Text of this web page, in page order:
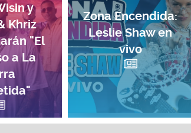
y
Khriz
"El
a La
Zona Encendida:
Leslie Shaw en
vivo